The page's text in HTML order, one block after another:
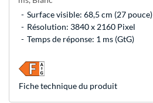
Surface visible: 68,5 cm (27 pouce)
Résolution: 3840 x 2160 Pixel
Temps de réponse: 1 ms (GtG)
Fiche technique du produit